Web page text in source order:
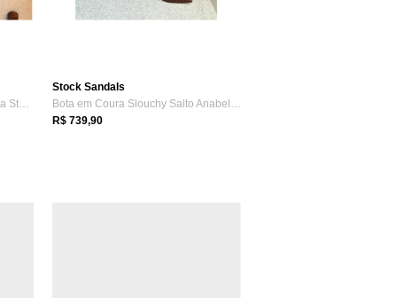
Bota em Couro Salto Kitten Laura Stock S...
Stock Sandals
Bota em Coura Slouchy Salto Anabela Sto...
R$ 739,90